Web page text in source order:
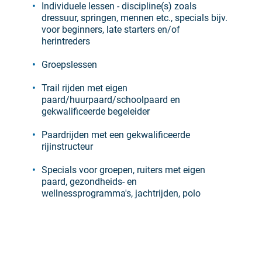
Individuele lessen - discipline(s) zoals
dressuur, springen, mennen etc., specials bijv.
voor beginners, late starters en/of
herintreders
Groepslessen
Trail rijden met eigen
paard/huurpaard/schoolpaard en
gekwalificeerde begeleider
Paardrijden met een gekwalificeerde
rijinstructeur
Specials voor groepen, ruiters met eigen
paard, gezondheids- en
wellnessprogramma's, jachtrijden, polo